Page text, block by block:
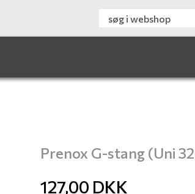
Prenox G-stang (Uni
127,00 DKK